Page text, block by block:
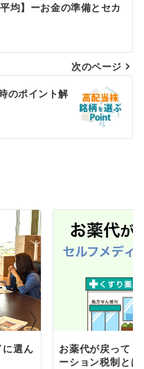
均】ーお金の準備とセカ
次のページ
のポイント解
選ん
お薬代が戻って
ーション税制とは